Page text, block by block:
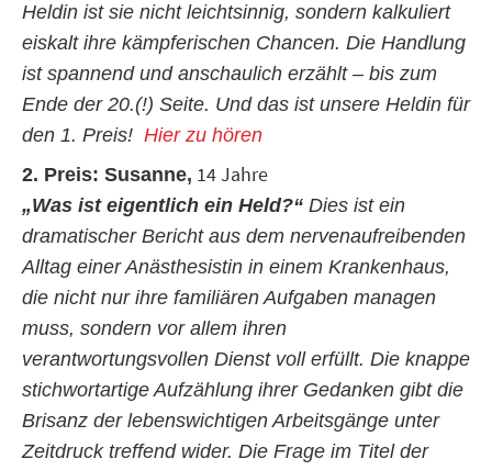
Heldin ist sie nicht leichtsinnig, sondern kalkuliert
eiskalt ihre kämpferischen Chancen. Die Handlung
ist spannend und anschaulich erzählt – bis zum
Ende der 20.(!) Seite. Und das ist unsere Heldin für
den 1. Preis! Hier zu hören
2. Preis: Susanne, 14 Jahre
„Was ist eigentlich ein Held?“ Dies ist ein
dramatischer Bericht aus dem nervenaufreibenden
Alltag einer Anästhesistin in einem Krankenhaus,
die nicht nur ihre familiären Aufgaben managen
muss, sondern vor allem ihren
verantwortungsvollen Dienst voll erfüllt. Die knappe
stichwortartige Aufzählung ihrer Gedanken gibt die
Brisanz der lebenswichtigen Arbeitsgänge unter
Zeitdruck treffend wider. Die Frage im Titel der